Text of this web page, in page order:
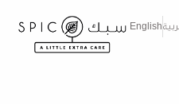
English